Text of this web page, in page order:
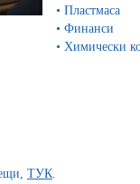
• Пластмаса
• Финанси
• Химически
ТУК.